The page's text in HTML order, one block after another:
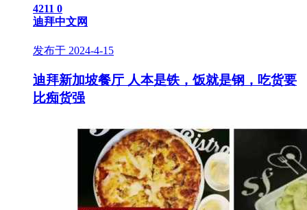
4211 0
迪拜中文网
发布于 2024-4-15
迪拜新加坡餐厅 人本是铁，饭就是钢，吃货要
比痴货强